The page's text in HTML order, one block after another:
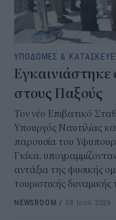
ΥΠΟΔΟΜΕΣ &
Εγκαινιάστηκε
στους Παξούς
Τον νέο Επιβατικό
Υπουργός Ναυτιλίας
παρουσία του
Γκίκα,
αντάξια της φυσικής
τουριστικής
NEWSROOM / 08 Ιουλ 2026